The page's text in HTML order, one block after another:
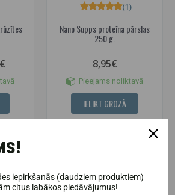
Nano Supps proteīna pārslas
250 g.
(1)
8,95€
Pieejams noliktavā
IELIKT GROZĀ
iepirkšanās (daudziem produktiem)
citus labākos piedāvājumus!